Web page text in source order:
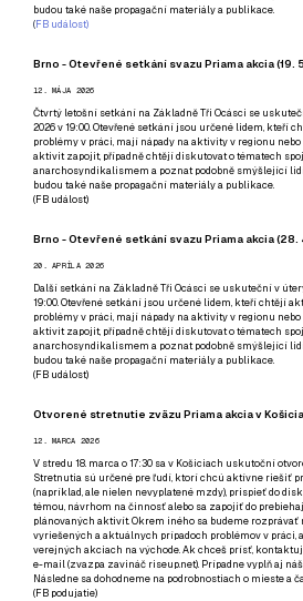
budou také naše propagační materiály a publikace.
(FB událost)
Brno - Otevřené setkání svazu Priama akcia (19.
12. MÁJA 2026
Čtvrtý letošní setkání na Základně Tři Ocásci se
2026 v 19:00. Otevřené setkání jsou určené lidem, kteří
problémy v práci, mají nápady na aktivity v regionu
aktivit zapojit, případně chtějí diskutovat o tématech
anarchosyndikalismem a poznat podobně smýšlející
budou také naše propagační materiály a publikace.
(FB událost)
Brno - Otevřené setkání svazu Priama akcia (28.
20. APRÍLA 2026
Další setkání na Základně Tři Ocásci se uskuteční v úterý
19:00. Otevřené setkání jsou určené lidem, kteří chtějí
problémy v práci, mají nápady na aktivity v regionu
aktivit zapojit, případně chtějí diskutovat o tématech
anarchosyndikalismem a poznat podobně smýšlející
budou také naše propagační materiály a publikace.
(FB událost)
Otvorené stretnutie zväzu Priama akcia v
12. MARCA 2026
V stredu 18. marca o 17:30 sa v Košiciach uskutoční
Stretnutia sú určené pre ľudí, ktorí chcú aktívne riešiť
(napríklad, ale nielen nevyplatené mzdy), prispieť do
témou, návrhom na činnosť alebo sa zapojiť do
plánovaných aktivít. Okrem iného sa budeme rozprávať
vyriešených a aktuálnych prípadoch problémov v práci,
verejných akciach na východe. Ak chceš prísť,
e-mail (zvazpa zavináč riseup.net). Prípadnevyplň aj
Následne sa dohodneme na podrobnostiach o mieste a
(FB podujatie)